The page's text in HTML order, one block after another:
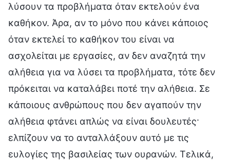
λύσουν τα προβλήματα όταν εκτελούν ένα
καθήκον. Άρα, αν το μόνο που κάνει κάποιος
όταν εκτελεί το καθήκον του είναι να
ασχολείται με εργασίες, αν δεν αναζητά την
αλήθεια για να λύσει τα προβλήματα, τότε δεν
πρόκειται να καταλάβει ποτέ την αλήθεια. Σε
κάποιους ανθρώπους που δεν αγαπούν την
αλήθεια φτάνει απλώς να είναι δουλευτές·
ελπίζουν να το ανταλλάξουν αυτό με τις
ευλογίες της βασιλείας των ουρανών. Τελικά,